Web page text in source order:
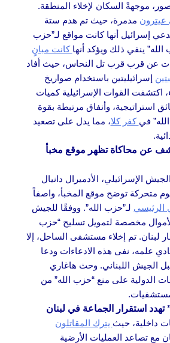
موجهةً السكان لإخلاء المنطقة.
مدمرة، حيث تم هدم ستة
إسرائيل أنها كانت مواقع لـ”حزب
ينفي ذلك ويؤكد أنها كانت مبانٍ
عن قرب قرب تل النحاس، حيث أفاد
إسرائيليتين باستخدام صواريخ
اكتشفت القوات الإسرائيلية كميات
استراتيجية، وأنفاق مرتبطة بقوة
في كفر كلا، مما يدل على تصعيد
عن محاكاة تظهر موقع مخبأ
الإسرائيلي، الأدميرال دانيال
متحركة توضح موقع المخبأ، واصفاً
الرئيسي لـ”حزب الله”. ووفقًا للجيش
مخصصة لتمويل تسليح “حزب
لبنان. تم إخلاء مستشفى الساحل، إلا
علمه، نفى هذه الادعاءات ودعا
الجيش اللبناني. وحث هاغاري
الدولية على منع “حزب الله” من
استقرار الجماعة في لبنان
داخلية، حيث يترك المقاتلون
مع تصاعد العمليات الأرضية